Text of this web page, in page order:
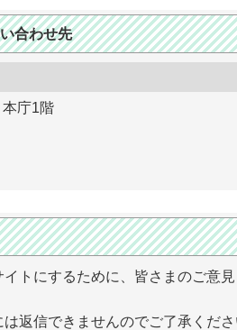
合わせ先
庁1階
トにするために、皆さまのご意見
返信できませんのでご了承くださ